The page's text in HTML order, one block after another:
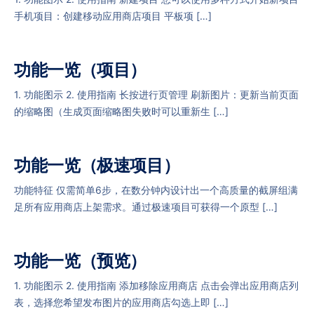
手机项目：创建移动应用商店项目 平板项 […]
功能一览（项目）
1. 功能图示 2. 使用指南 长按进行页管理 刷新图片：更新当前页面
的缩略图（生成页面缩略图失败时可以重新生 […]
功能一览（极速项目）
功能特征 仅需简单6步，在数分钟内设计出一个高质量的截屏组满
足所有应用商店上架需求。通过极速项目可获得一个原型 […]
功能一览（预览）
1. 功能图示 2. 使用指南 添加移除应用商店 点击会弹出应用商店列
表，选择您希望发布图片的应用商店勾选上即 […]